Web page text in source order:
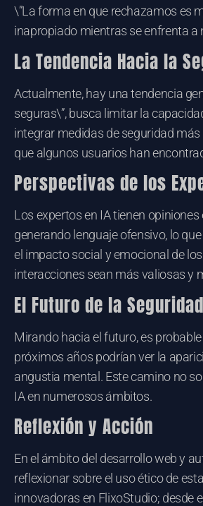
\”La forma en que rechazamos es
inapropiado mientras se enfrenta
La Tendencia Hacia la
Actualmente, hay una tendencia
seguras\”, busca limitar la
integrar medidas de seguridad
que algunos usuarios han
Perspectivas de los
Los expertos en IA tienen
generando lenguaje ofensivo, lo
el impacto social y emocional de
interacciones sean más valiosas y
El Futuro de la
Mirando hacia el futuro, es
próximos años podrían ver la
angustia mental. Este camino no
IA en numerosos ámbitos.
Reflexión y Acción
En el ámbito del desarrollo web y
reflexionar sobre el uso ético de
innovadoras en FlixoStudio; desde